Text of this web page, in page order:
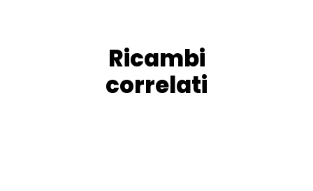
Ricambi
correlati